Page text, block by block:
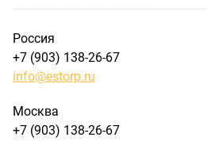
Россия
+7 (903) 138-26-67
info@estorp.ru
Москва
+7 (903) 138-26-67